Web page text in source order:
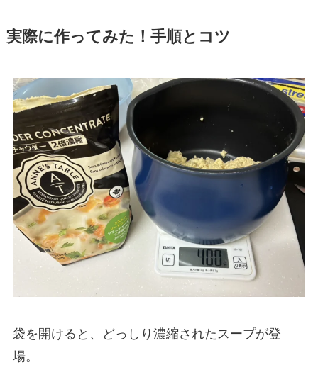
実際に作ってみた！手順とコツ
袋を開けると、どっしり濃縮されたスープが登
場。